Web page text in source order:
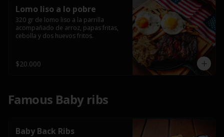
Lomo liso a lo pobre
320 gr de lomo liso a la parrilla
acompañado de arroz, papas fritas,
cebolla y dos huevos fritos.
$20.000
Famous Baby ribs
Baby Back Ribs